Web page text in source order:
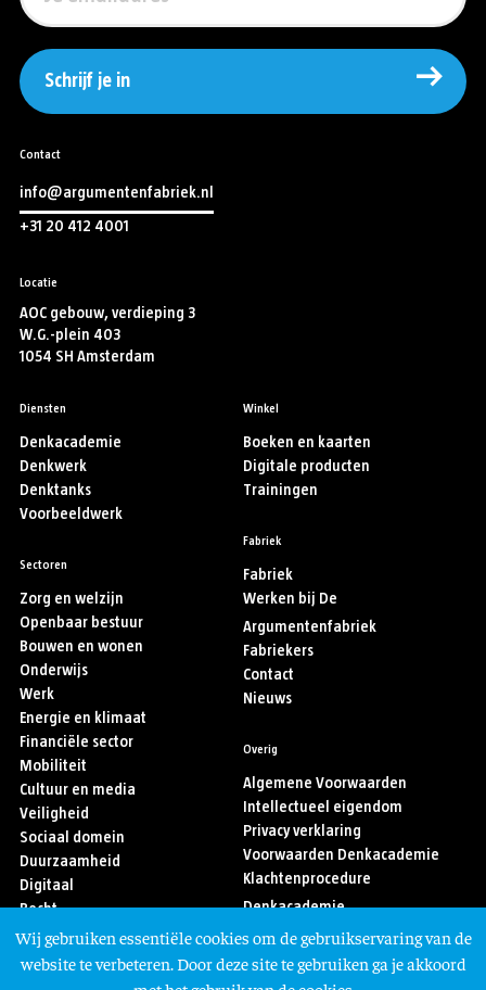
Schrijf je in
Contact
info@argumentenfabriek.nl
+31 20 412 4001
Locatie
AOC gebouw, verdieping 3
W.G.-plein 403
1054 SH Amsterdam
Diensten
Denkacademie
Denkwerk
Denktanks
Voorbeeldwerk
Sectoren
Zorg en welzijn
Openbaar bestuur
Bouwen en wonen
Onderwijs
Werk
Energie en klimaat
Financiële sector
Mobiliteit
Cultuur en media
Veiligheid
Sociaal domein
Duurzaamheid
Digitaal
Recht
Sport
Asiel en migratie
Winkel
Boeken en kaarten
Digitale producten
Trainingen
Fabriek
Fabriek
Werken bij De
Argumentenfabriek
Fabriekers
Contact
Nieuws
Overig
Algemene Voorwaarden
Intellectueel eigendom
Privacy verklaring
Voorwaarden Denkacademie
Klachtenprocedure
Denkacademie
Volg ons
Wij gebruiken essentiële cookies om de gebruikservaring van de
website te verbeteren. Door deze site te gebruiken ga je akkoord